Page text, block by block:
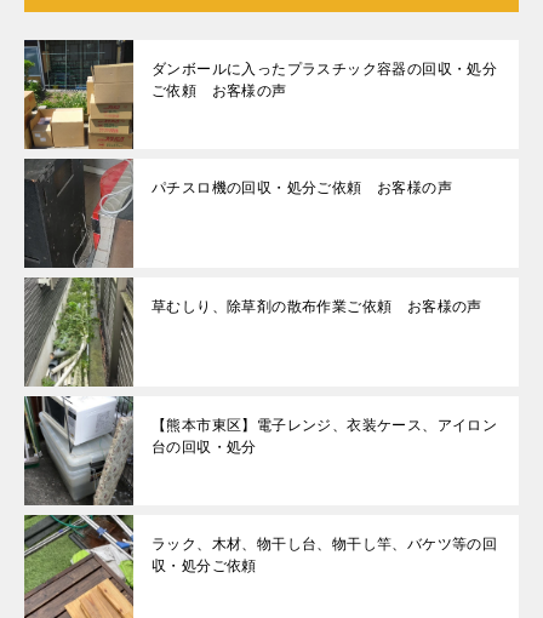
ダンボールに入ったプラスチック容器の回収・処分
ご依頼 お客様の声
パチスロ機の回収・処分ご依頼 お客様の声
草むしり、除草剤の散布作業ご依頼 お客様の声
【熊本市東区】電子レンジ、衣装ケース、アイロン
台の回収・処分
ラック、木材、物干し台、物干し竿、バケツ等の回
収・処分ご依頼